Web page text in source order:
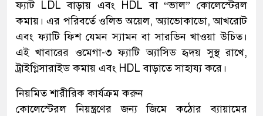
ফ্যাট LDL বাড়ায় এবং HDL বা “ভাল” কোলেস্টেরল
কমায়। এর পরিবর্তে ওলিভ অয়েল, অ্যাভোকাডো, আখরোট
এবং ফ্যাটি ফিশ যেমন স্যামন বা সারডিন খাওয়া উচিত।
এই খাবারের ওমেগা-৩ ফ্যাটি অ্যাসিড হৃদয় সুস্থ রাখে,
ট্রাইগ্লিসারাইড কমায় এবং HDL বাড়াতে সাহায্য করে।
নিয়মিত শারীরিক কার্যক্রম করুন
কোলেস্টেরল নিয়ন্ত্রণের জন্য জিমে কঠোর ব্যায়ামের